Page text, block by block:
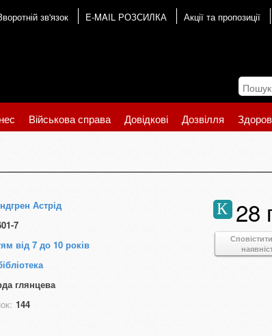
зв'язок E-MAIL РОЗСИЛКА Акції та пропозиції
Військова справа Довідкові Дозвілля
Астрід
7
від 7 до 10 років
глянцева
144
28
К